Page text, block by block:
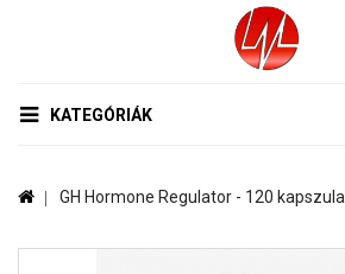
KATEGÓRIÁK
GH Hormone Regulator - 120 kapszula